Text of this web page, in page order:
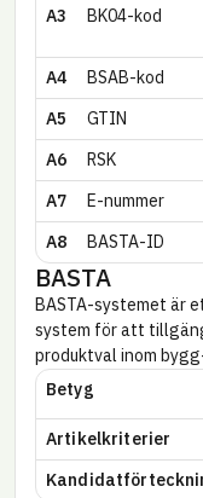
A3
BK04-kod
A4
BSAB-kod
A5
GTIN
A6
RSK
A7
E-nummer
A8
BASTA-ID
BASTA
BASTA-systemet är
system för att
produktval inom
Betyg
Artikel­kriterier